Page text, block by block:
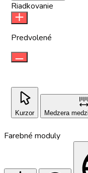
Riadkovanie
Predvolené
Kurzor Medzera
Farebné moduly